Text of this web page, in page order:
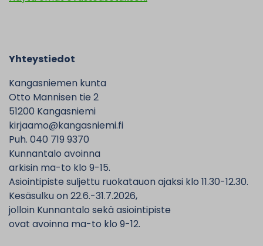
Yhteystiedot
Kangasniemen kunta
Otto Mannisen tie 2
51200 Kangasniemi
kirjaamo@kangasniemi.fi
Puh. 040 719 9370
Kunnantalo avoinna
arkisin ma-to klo 9-15.
Asiointipiste suljettu ruokatauon ajaksi klo 11.30-12.30.
Kesäsulku on 22.6.-31.7.2026,
jolloin Kunnantalo sekä asiointipiste
ovat avoinna ma-to klo 9-12.